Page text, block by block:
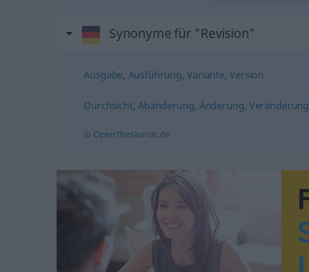
Synonyme für "Revision"
Ausgabe, Ausführung,Variante,Version
Durchsicht,Abänderung, Änderung, Veränderung
© OpenThesaurus.de